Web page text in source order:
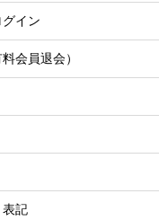
イン
会員退会）
表記